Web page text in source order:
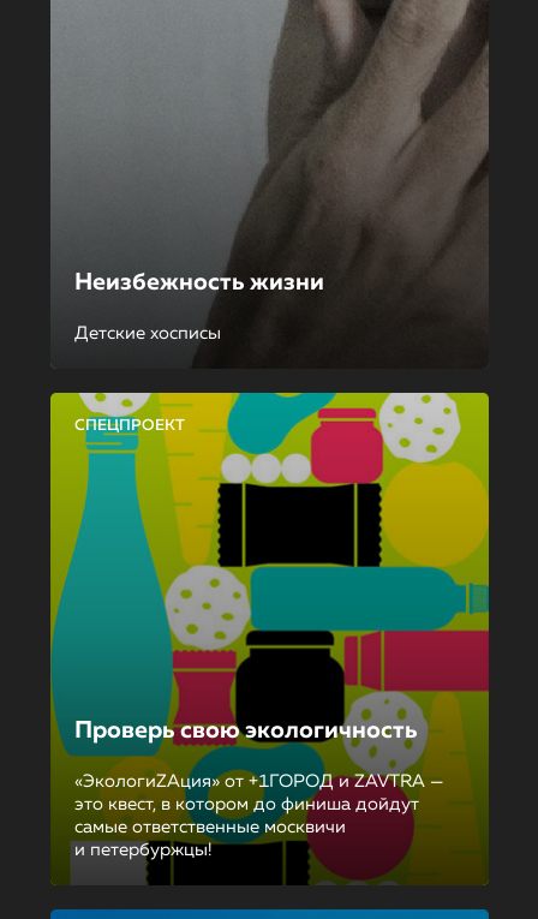
Неизбежность жизни
Детские хосписы
СПЕЦПРОЕКТ
Проверь свою экологичность
«ЭкологиZAция» от +1ГОРОД и ZAVTRA —
это квест, в котором до финиша дойдут
самые ответственные москвичи
и петербуржцы!